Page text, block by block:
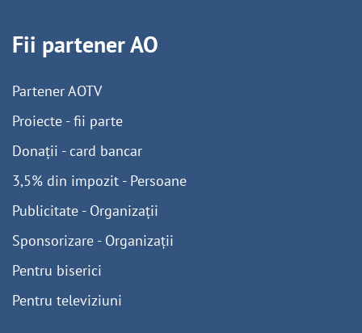
Fii partener AO
Partener AOTV
Proiecte - fii parte
Donații - card bancar
3,5% din impozit - Persoane
Publicitate - Organizații
Sponsorizare - Organizații
Pentru biserici
Pentru televiziuni